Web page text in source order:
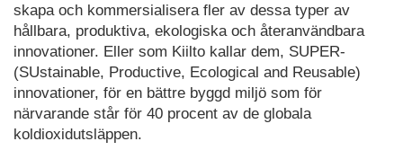
skapa och kommersialisera fler av dessa typer av
hållbara, produktiva, ekologiska och återanvändbara
innovationer. Eller som Kiilto kallar dem, SUPER-
(SUstainable, Productive, Ecological and Reusable)
innovationer, för en bättre byggd miljö som för
närvarande står för 40 procent av de globala
koldioxidutsläppen.